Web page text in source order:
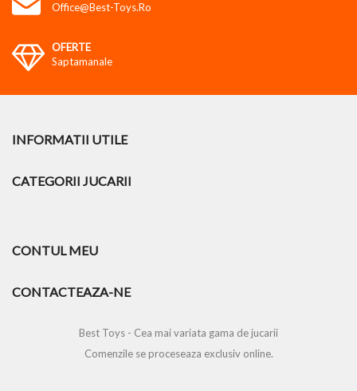
Office@best-Toys.ro
OFERTE
Saptamanale
INFORMATII UTILE
CATEGORII JUCARII
CONTUL MEU
CONTACTEAZA-NE
Best Toys - Cea mai variata gama de jucarii
Comenzile se proceseaza exclusiv online.